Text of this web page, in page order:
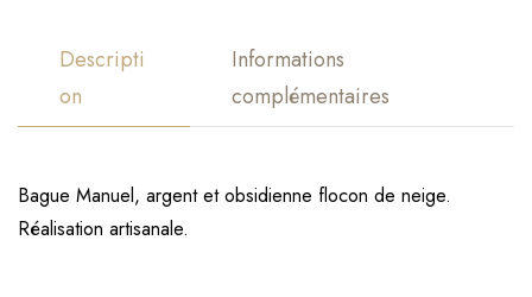
Descripti
on
Informations
complémentaires
Bague Manuel, argent et obsidienne flocon de neige.
Réalisation artisanale.